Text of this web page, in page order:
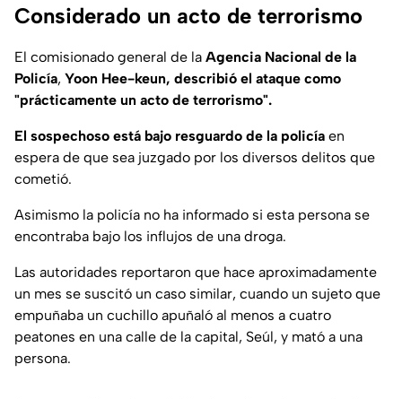
Considerado un acto de terrorismo
El comisionado general de la Agencia Nacional de la
Policía, Yoon Hee-keun, describió el ataque como
"prácticamente un acto de terrorismo".
El sospechoso está bajo resguardo de la policía en
espera de que sea juzgado por los diversos delitos que
cometió.
Asimismo la policía no ha informado si esta persona se
encontraba bajo los influjos de una droga.
Las autoridades reportaron que hace aproximadamente
un mes se suscitó un caso similar, cuando un sujeto que
empuñaba un cuchillo apuñaló al menos a cuatro
peatones en una calle de la capital, Seúl, y mató a una
persona.